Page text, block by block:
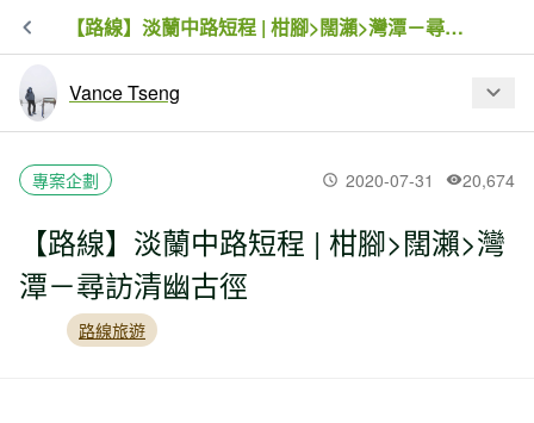
【路線】淡蘭中路短程 | 柑腳>闊瀨>灣潭－尋訪清幽古徑
Vance Tseng
最新文章
【錶測】GARMIN FENIX 6 SOLAR 太
陽能充電行不行？就用多日高山縱走實
測吧！
專案企劃 2020-07-31 20,674
【路線】淡蘭中路短程 | 柑腳>闊瀨>灣
潭－尋訪清幽古徑
路線旅遊